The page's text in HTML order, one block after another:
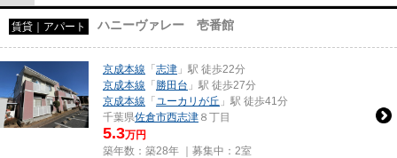
賃貸｜アパート ハニーヴァレー 壱番館
京成本線 「志津 」駅 徒歩22分
京成本線 「勝田台 」駅 徒歩27分
京成本線 「 ユーカリが丘 」駅 徒歩41分
千葉県佐倉市西志津 ８丁目
5.3万円
築年数：築28年 ｜募集中： 2室